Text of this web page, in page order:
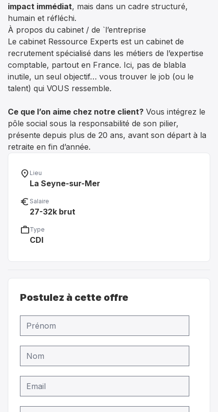
impact immédiat, mais dans un cadre structuré,
humain et réfléchi.
À propos du cabinet / de `l’entreprise
Le cabinet Ressource Experts est un cabinet de
recrutement spécialisé dans les métiers de l’expertise
comptable, partout en France. Ici, pas de blabla
inutile, un seul objectif… vous trouver le job (ou le
talent) qui VOUS ressemble.
Ce que l’on aime chez notre client? Vous intégrez le
pôle social sous la responsabilité de son pilier,
présente depuis plus de 20 ans, avant son départ à la
retraite en fin d’année.
location_on Lieu
La Seyne-sur-Mer
euro_symbol Salaire
27-32k brut
workType
CDI
Postulez à cette offre